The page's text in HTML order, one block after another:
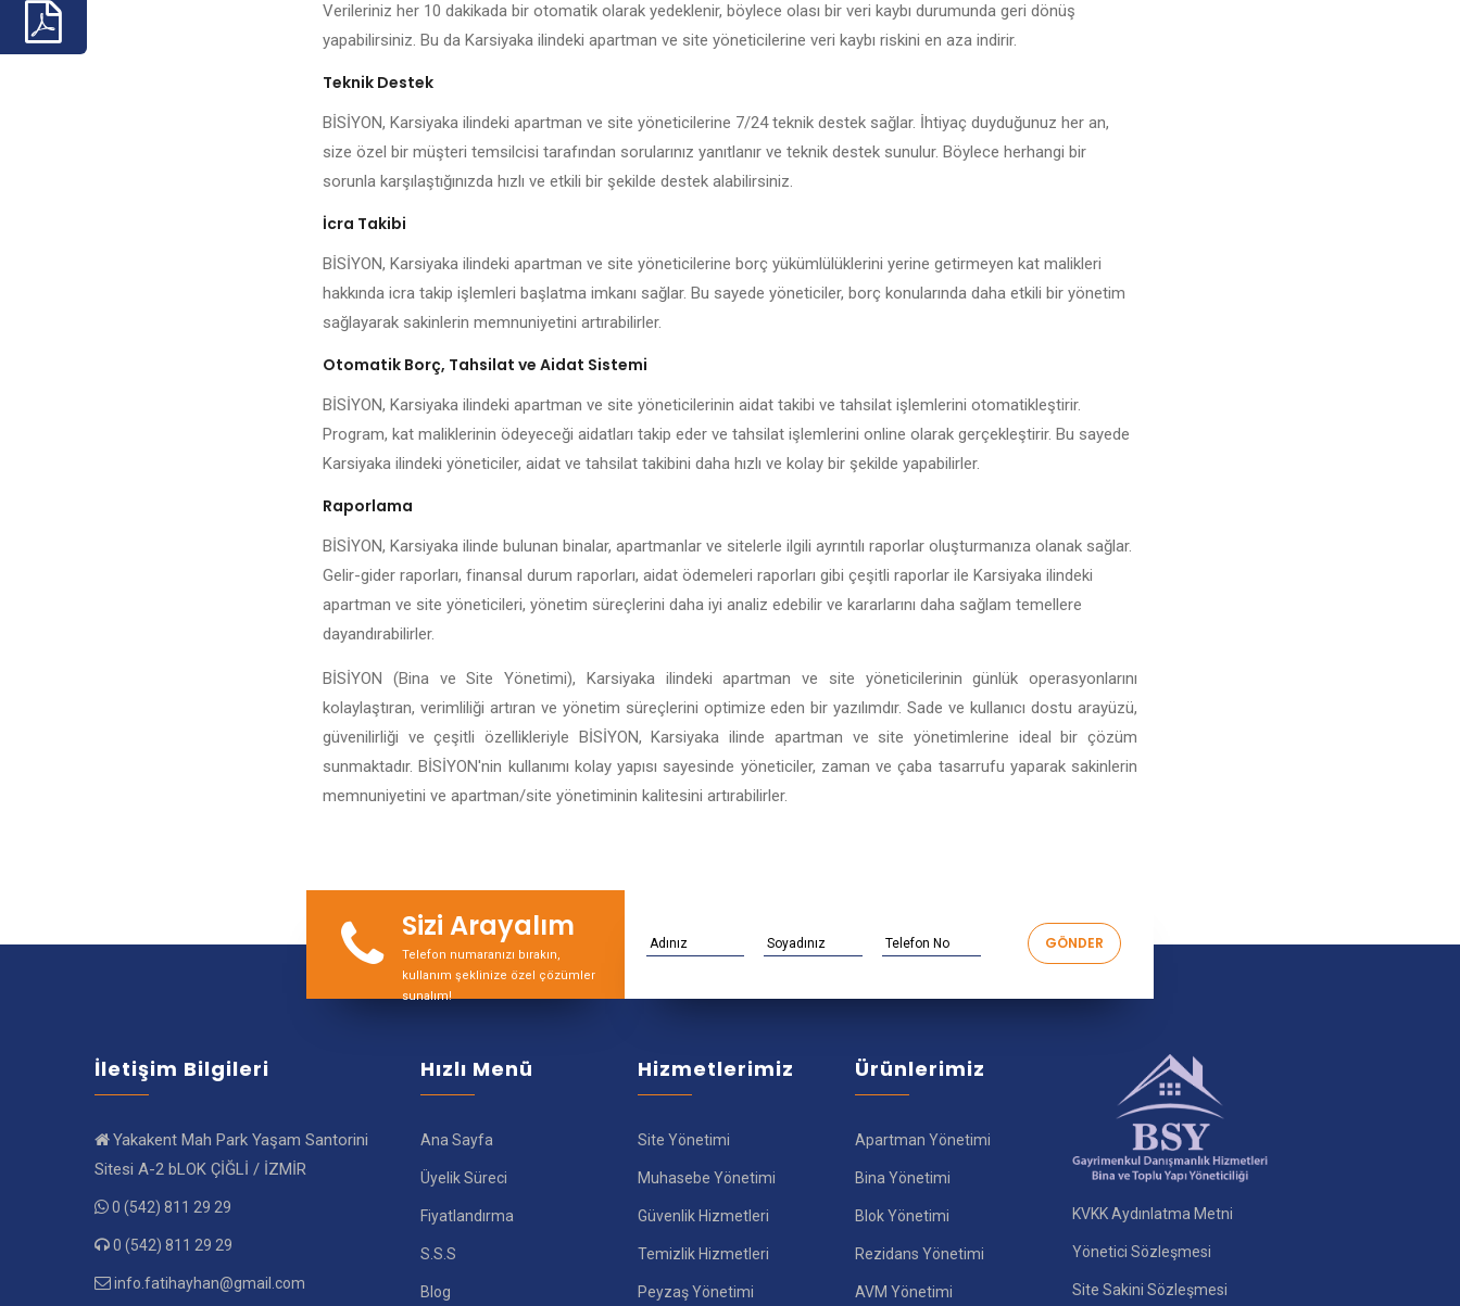
Verileriniz her 10 dakikada bir otomatik olarak yedeklenir, böylece olası bir veri kaybı durumunda geri dönüş
yapabilirsiniz. Bu da Karsiyaka ilindeki apartman ve site yöneticilerine veri kaybı riskini en aza indirir.
Teknik Destek
BİSİYON, Karsiyaka ilindeki apartman ve site yöneticilerine 7/24 teknik destek sağlar. İhtiyaç duyduğunuz her an,
size özel bir müşteri temsilcisi tarafından sorularınız yanıtlanır ve teknik destek sunulur. Böylece herhangi bir
sorunla karşılaştığınızda hızlı ve etkili bir şekilde destek alabilirsiniz.
İcra Takibi
BİSİYON, Karsiyaka ilindeki apartman ve site yöneticilerine borç yükümlülüklerini yerine getirmeyen kat malikleri
hakkında icra takip işlemleri başlatma imkanı sağlar. Bu sayede yöneticiler, borç konularında daha etkili bir yönetim
sağlayarak sakinlerin memnuniyetini artırabilirler.
Otomatik Borç, Tahsilat ve Aidat Sistemi
BİSİYON, Karsiyaka ilindeki apartman ve site yöneticilerinin aidat takibi ve tahsilat işlemlerini otomatikleştirir.
Program, kat maliklerinin ödeyeceği aidatları takip eder ve tahsilat işlemlerini online olarak gerçekleştirir. Bu sayede
Karsiyaka ilindeki yöneticiler, aidat ve tahsilat takibini daha hızlı ve kolay bir şekilde yapabilirler.
Raporlama
BİSİYON, Karsiyaka ilinde bulunan binalar, apartmanlar ve sitelerle ilgili ayrıntılı raporlar oluşturmanıza olanak sağlar.
Gelir-gider raporları, finansal durum raporları, aidat ödemeleri raporları gibi çeşitli raporlar ile Karsiyaka ilindeki
apartman ve site yöneticileri, yönetim süreçlerini daha iyi analiz edebilir ve kararlarını daha sağlam temellere
dayandırabilirler.
BİSİYON (Bina ve Site Yönetimi), Karsiyaka ilindeki apartman ve site yöneticilerinin günlük operasyonlarını
kolaylaştıran, verimliliği artıran ve yönetim süreçlerini optimize eden bir yazılımdır. Sade ve kullanıcı dostu arayüzü,
güvenilirliği ve çeşitli özellikleriyle BİSİYON, Karsiyaka ilinde apartman ve site yönetimlerine ideal bir çözüm
sunmaktadır. BİSİYON'nin kullanımı kolay yapısı sayesinde yöneticiler, zaman ve çaba tasarrufu yaparak sakinlerin
memnuniyetini ve apartman/site yönetiminin kalitesini artırabilirler.
Sizi Arayalım
Telefon numaranızı bırakın,
kullanım şeklinize özel çözümler
sunalım!
İletişim Bilgileri
Yakakent Mah Park Yaşam Santorini
Sitesi A-2 bLOK ÇİĞLİ / İZMİR
0 (542) 811 29 29
0 (542) 811 29 29
info.fatihayhan@gmail.com
Hızlı Menü
Ana Sayfa
Üyelik Süreci
Fiyatlandırma
S.S.S
Blog
Hizmetlerimiz
Site Yönetimi
Muhasebe Yönetimi
Güvenlik Hizmetleri
Temizlik Hizmetleri
Peyzaş Yönetimi
Ürünlerimiz
Apartman Yönetimi
Bina Yönetimi
Blok Yönetimi
Rezidans Yönetimi
AVM Yönetimi
KVKK Aydınlatma Metni
Yönetici Sözleşmesi
Site Sakini Sözleşmesi